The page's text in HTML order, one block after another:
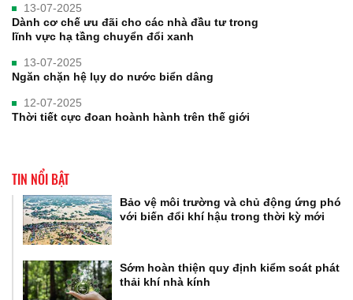
13-07-2025
Dành cơ chế ưu đãi cho các nhà đầu tư trong
lĩnh vực hạ tầng chuyển đổi xanh
13-07-2025
Ngăn chặn hệ lụy do nước biển dâng
12-07-2025
Thời tiết cực đoan hoành hành trên thế giới
TIN NỔI BẬT
Bảo vệ môi trường và chủ động ứng phó
với biến đổi khí hậu trong thời kỳ mới
Sớm hoàn thiện quy định kiểm soát phát
thải khí nhà kính